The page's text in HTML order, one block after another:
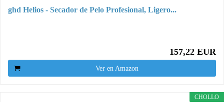
ghd Helios - Secador de Pelo Profesional, Ligero...
157,22 EUR
Ver en Amazon
CHOLLO